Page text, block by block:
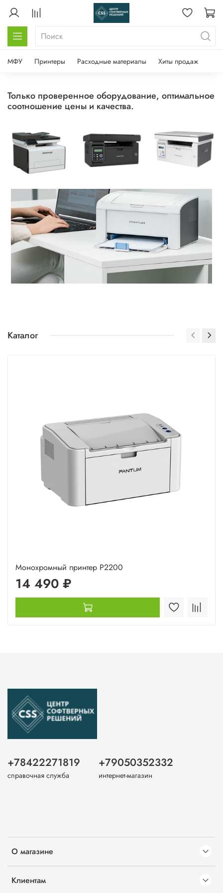
МФУ Принтеры Расходные материалы Хиты продаж
Только проверенное оборудование, оптимальное
соотношение цены и качества.
Каталог
Монохромный принтер P2200
14 490 ₽
О магазине
Клиентам
+78422271819
справочная служба
+79050352332
интернет-магазин